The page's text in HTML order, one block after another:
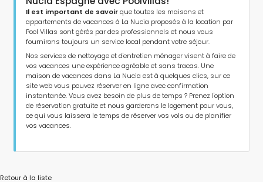
Vues
Autres
Il est important de savoirque toutes les maisons et
appartements de vacances à La Nucia proposés à la location par
Pool Villas sont gérés par des professionnels et nous vous
fournirons toujours un service local pendant votre séjour.
Nos services de nettoyage et d'entretien ménager visent à faire de
vos vacances une expérience agréable et sans tracas. Une
maison de vacances dans La Nucia est à quelques clics, sur ce
site web vous pouvez réserver en ligne avec confirmation
instantanée. Vous avez besoin de plus de temps ? Prenez l'option
de réservation gratuite et nous garderons le logement pour vous,
ce qui vous laissera le temps de réserver vos vols ou de planifier
vos vacances.
Retour à la liste